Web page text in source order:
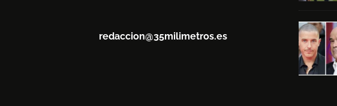
redaccion@35milimetros.es